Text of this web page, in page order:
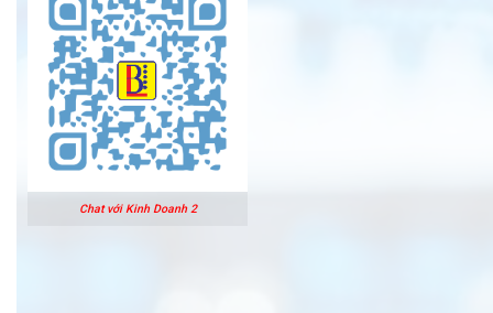
Chat với Kinh Doanh 2